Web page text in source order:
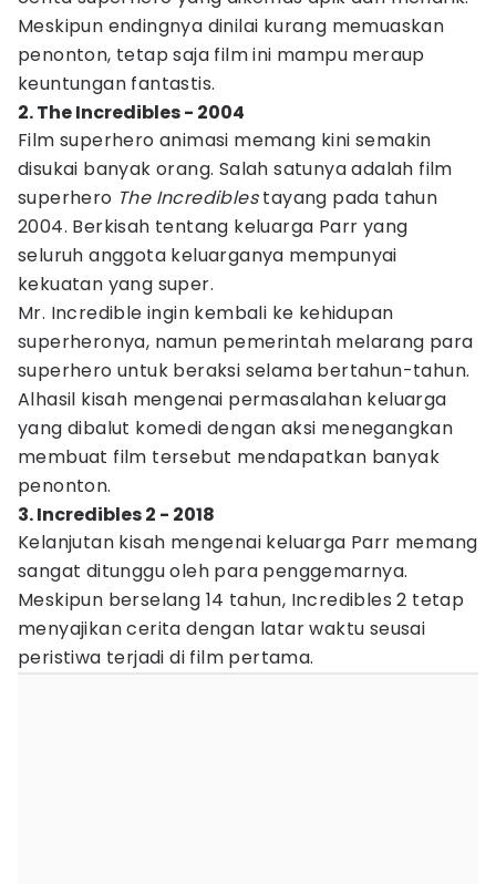
Meskipun endingnya dinilai kurang memuaskan
penonton, tetap saja film ini mampu meraup
keuntungan fantastis.
2. The Incredibles - 2004
Film superhero animasi memang kini semakin
disukai banyak orang. Salah satunya adalah film
superhero The Incrediblestayang pada tahun
2004. Berkisah tentang keluarga Parr yang
seluruh anggota keluarganya mempunyai
kekuatan yang super.
Mr. Incredible ingin kembali ke kehidupan
superheronya, namun pemerintah melarang para
superhero untuk beraksi selama bertahun-tahun.
Alhasil kisah mengenai permasalahan keluarga
yang dibalut komedi dengan aksi menegangkan
membuat film tersebut mendapatkan banyak
penonton.
3. Incredibles 2 - 2018
Kelanjutan kisah mengenai keluarga Parr memang
sangat ditunggu oleh para penggemarnya.
Meskipun berselang 14 tahun, Incredibles 2 tetap
menyajikan cerita dengan latar waktu seusai
peristiwa terjadi di film pertama.